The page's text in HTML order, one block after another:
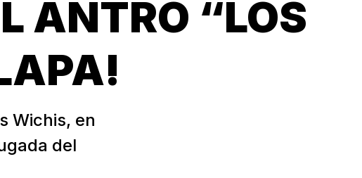
ANTRO “LOS
Wichis, en
del